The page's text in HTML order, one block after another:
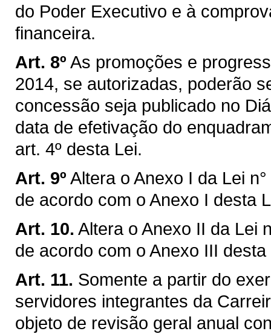
do Poder Executivo e à
financeira.
Art. 8º As promoções e
2014, se autorizadas, poderão
concessão seja publicado no
data de efetivação do
art. 4º desta Lei.
Art. 9º Altera o Anexo I da Lei
de acordo com o Anexo I desta
Art. 10. Altera o Anexo II da Lei
de acordo com o Anexo III desta
Art. 11. Somente a partir do
servidores integrantes da
objeto de revisão geral anual